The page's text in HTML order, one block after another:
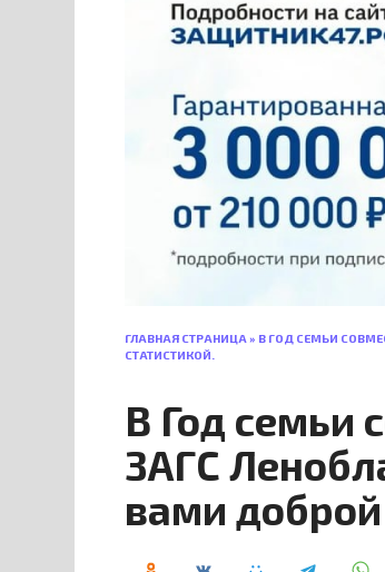
ГЛАВНАЯ СТРАНИЦА» В ГОД СЕМЬИ
СТАТИСТИКОЙ.
В Год семьи
ЗАГС
вами доброй